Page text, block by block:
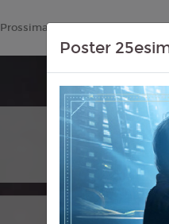
Prossimamente Listino Prezzi
+
Tutte
Le Date
Poster